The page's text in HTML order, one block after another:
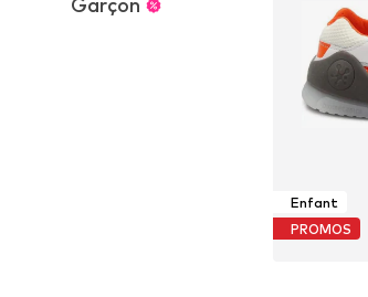
Garçon
Enfant
PROMOS